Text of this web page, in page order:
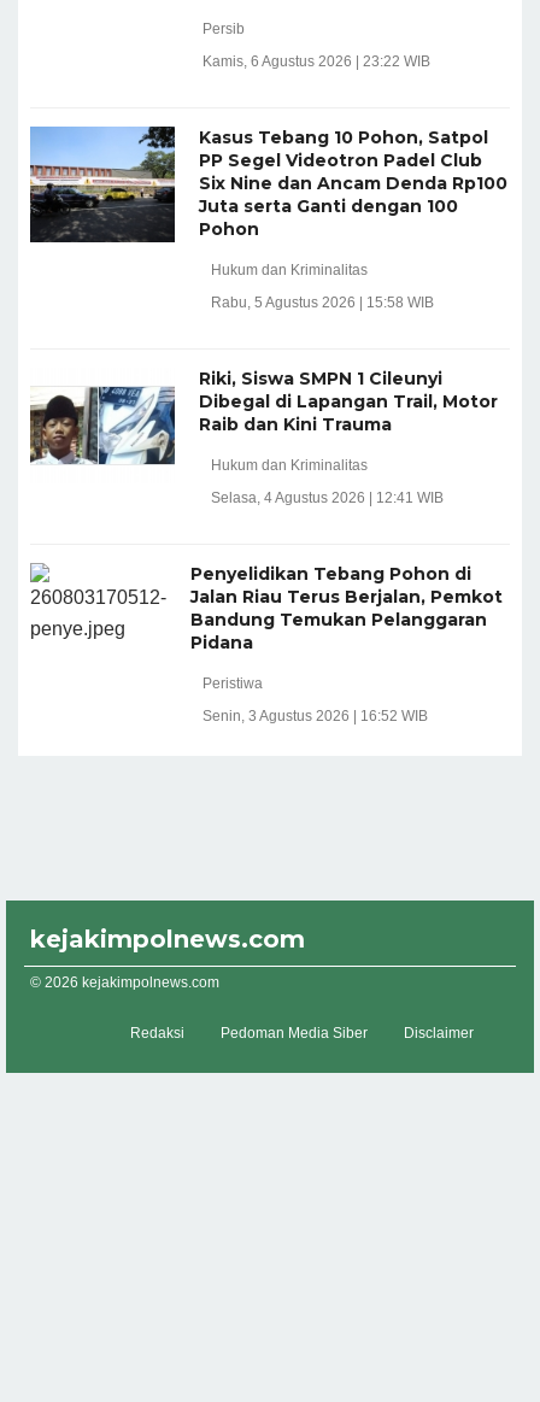
Persib
Kamis, 6 Agustus 2026 | 23:22 WIB
Kasus Tebang 10 Pohon, Satpol
PP Segel Videotron Padel Club
Six Nine dan Ancam Denda Rp100
Juta serta Ganti dengan 100
Pohon
Hukum dan Kriminalitas
Rabu, 5 Agustus 2026 | 15:58 WIB
Riki, Siswa SMPN 1 Cileunyi
Dibegal di Lapangan Trail, Motor
Raib dan Kini Trauma
Hukum dan Kriminalitas
Selasa, 4 Agustus 2026 | 12:41 WIB
Penyelidikan Tebang Pohon di
Jalan Riau Terus Berjalan, Pemkot
Bandung Temukan Pelanggaran
Pidana
Peristiwa
Senin, 3 Agustus 2026 | 16:52 WIB
kejakimpolnews.com
© 2026 kejakimpolnews.com
Redaksi Pedoman Media Siber Disclaimer